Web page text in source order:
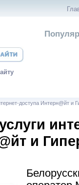
доступа Интерн@йт и
и